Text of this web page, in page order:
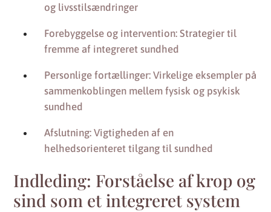
og livsstilsændringer
Forebyggelse og intervention: Strategier til
fremme af integreret sundhed
Personlige fortællinger: Virkelige eksempler på
sammenkoblingen mellem fysisk og psykisk
sundhed
Afslutning: Vigtigheden af en
helhedsorienteret tilgang til sundhed
Indleding: Forståelse af krop og
sind som et integreret system